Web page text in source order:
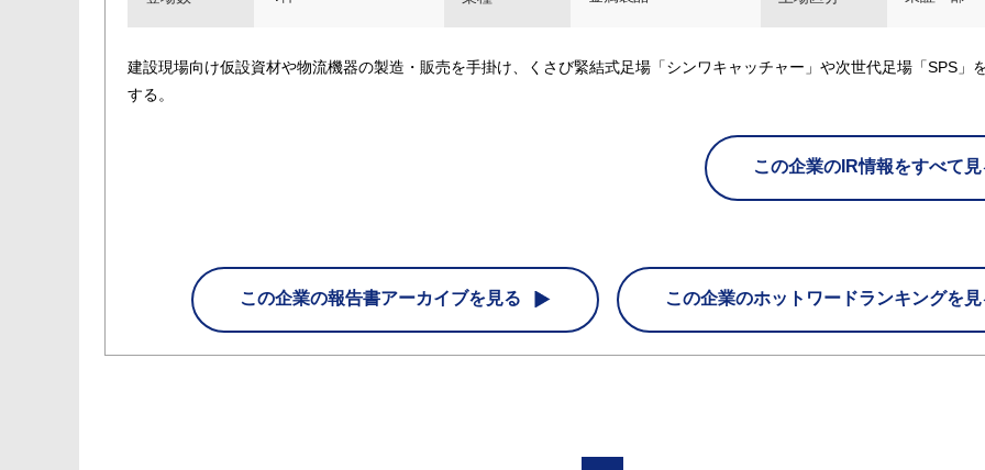
建設現場向け仮設資材や物流機器の製造・販売を手掛け、くさび緊結式足場「シンワキャッチャー」や次世代足場「SPS」
する。
この企業のIR情報をすべて見
この企業の報告書アーカイブを見る この企業のホットワードランキングを見